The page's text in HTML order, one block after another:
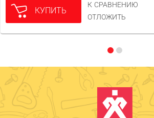
КУПИТЬ
К СРАВНЕНИЮ
ОТЛОЖИТЬ